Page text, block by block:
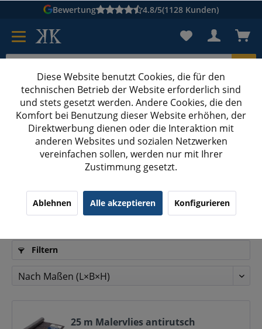
Bewertung 4.8/5(1128 Kunden)
Karton suchen
Kartons bedruckenKartons nach Maß
Malervlies
Malervlies: Eigenschaften, Vorteile &
Anwendung
Filtern
25 m Malervlies antirutsch
Diese Website benutzt Cookies, die für den
technischen Betrieb der Website erforderlich sind
und stets gesetzt werden. Andere Cookies, die den
Komfort bei Benutzung dieser Website erhöhen, der
Direktwerbung dienen oder die Interaktion mit
anderen Websites und sozialen Netzwerken
vereinfachen sollen, werden nur mit Ihrer
Zustimmung gesetzt.
Ablehnen Alle akzeptieren Konfigurieren